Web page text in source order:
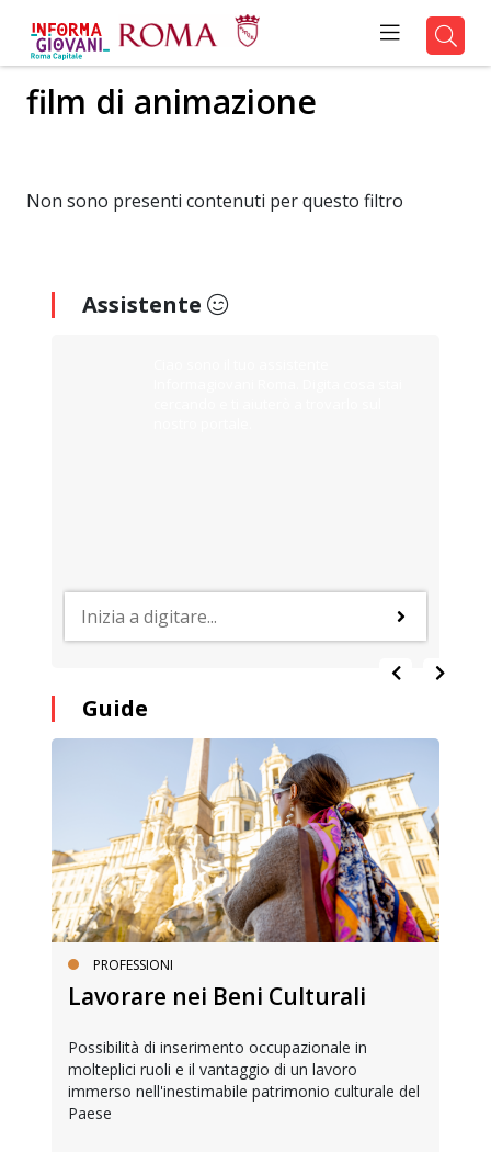
film di animazione
Non sono presenti contenuti per questo filtro
Assistente
Guide
PROFESSIONI
Lavorare nei Beni Culturali
Possibilità di inserimento occupazionale in
molteplici ruoli e il vantaggio di un lavoro
immerso nell'inestimabile patrimonio culturale del
Paese